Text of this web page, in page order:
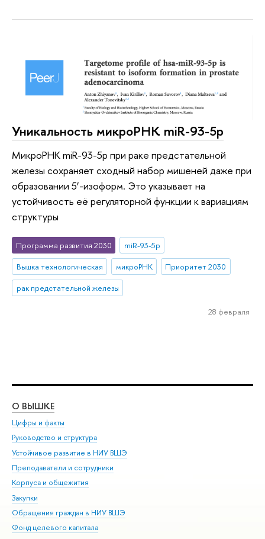
Уникальность микроРНК miR-93-5p
МикроРНК miR-93-5p при раке предстательной
железы сохраняет сходный набор мишеней даже при
образовании 5’-изоформ. Это указывает на
устойчивость её регуляторной функции к вариациям
структуры
Программа развития 2030
miR-93-5p
Вышка технологическая
микроРНК
Приоритет 2030
рак предстательной железы
28 февраля
О ВЫШКЕ
Цифры и факты
Руководство и структура
Устойчивое развитие в НИУ ВШЭ
Преподаватели и сотрудники
Корпуса и общежития
Закупки
Обращения граждан в НИУ ВШЭ
Фонд целевого капитала